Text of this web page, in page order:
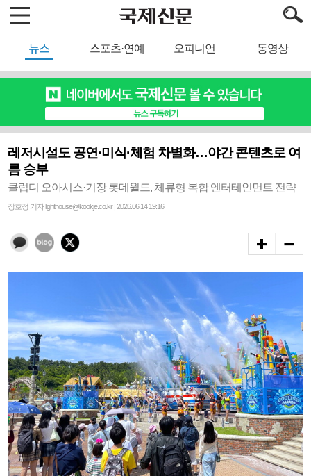
뉴스 스포츠·연예 오피니언 동영상
레저시설도 공연·미식·체험 차별화…야간 콘텐츠로 여
름 승부
클럽디 오아시스·기장 롯데월드, 체류형 복합 엔터테인먼트 전략
장호정 기자 lighthouse@kookje.co.kr | 2026.06.14 19:16